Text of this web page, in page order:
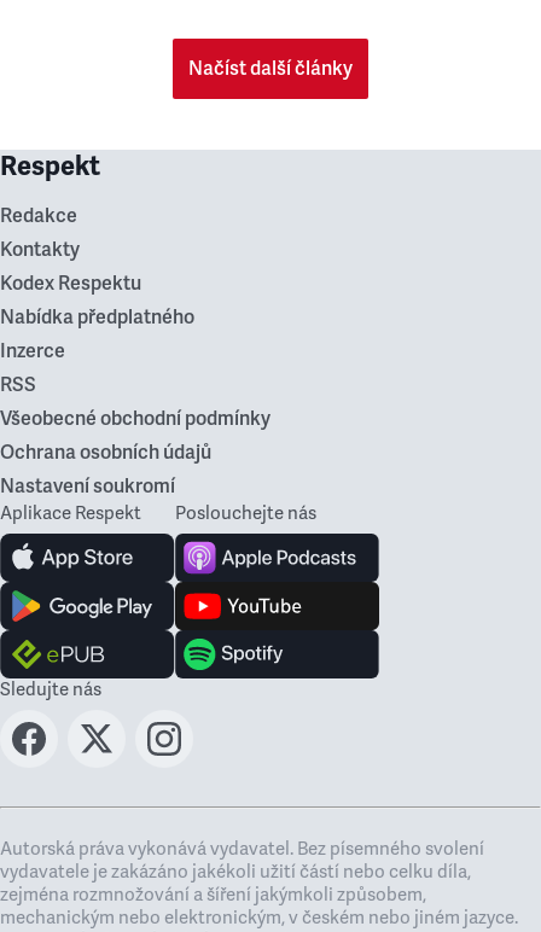
Načíst další články
Respekt
Redakce
Kontakty
Kodex Respektu
Nabídka předplatného
Inzerce
RSS
Všeobecné obchodní podmínky
Ochrana osobních údajů
Nastavení soukromí
Aplikace Respekt Poslouchejte nás
Sledujte nás
Autorská práva vykonává vydavatel. Bez písemného svolení
vydavatele je zakázáno jakékoli užití částí nebo celku díla,
zejména rozmnožování a šíření jakýmkoli způsobem,
mechanickým nebo elektronickým, v českém nebo jiném jazyce.